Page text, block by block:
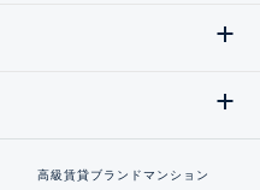
高級賃貸ブランドマンション